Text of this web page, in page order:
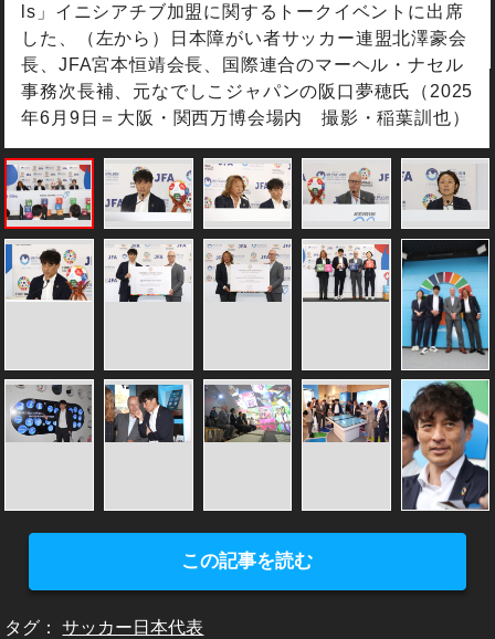
ls」イニシアチブ加盟に関するトークイベントに出席
した、（左から）日本障がい者サッカー連盟北澤豪会
長、JFA宮本恒靖会長、国際連合のマーヘル・ナセル
事務次長補、元なでしこジャパンの阪口夢穂氏（2025
年6月9日＝大阪・関西万博会場内 撮影・稲葉訓也）
この記事を読む
タグ：サッカー日本代表